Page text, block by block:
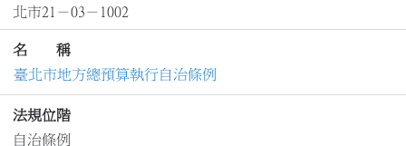
北市21－03－1002
名 稱
臺北市地方總預算執行自治條例
法規位階
自治條例